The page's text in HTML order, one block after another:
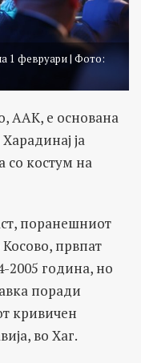
1 февруари | Фото:
ААК, е основана
ја
со костум на
поранешниот
првпат
2005 година, но
поради
кривичен
во Хаг.